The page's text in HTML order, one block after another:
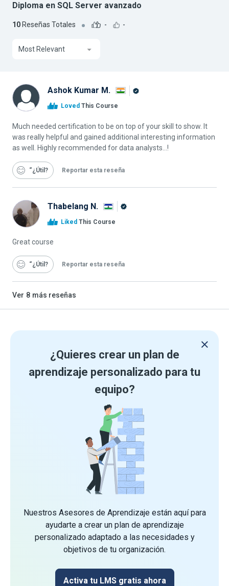
Diploma en SQL Server avanzado
10 Reseñas Totales - -
Most Relevant
Ashok Kumar M.
Alison
Loved This Course
Much needed certification to be on top of your skill to show. It
was really helpful and gained additional interesting information
as well. Highly recommended for data analysts...!
“¿Útil Reportar esta reseña
Thabelang N.
Liked This Course
Great course
“¿Útil Reportar esta reseña
Ver 8 más reseñas
¿Quieres crear un plan de
aprendizaje personalizado para tu
equipo?
Nuestros Asesores de Aprendizaje están aquí para
ayudarte a crear un plan de aprendizaje
personalizado adaptado a las necesidades y
objetivos de tu organización.
Activa tu LMS gratis ahora